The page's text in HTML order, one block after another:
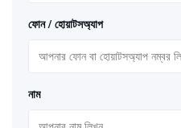
ফোন / হোয়াটসঅ্যাপ
নাম